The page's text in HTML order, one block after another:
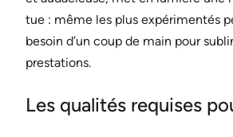
tue : même les plus expérimentés
besoin d’un coup de main pour
prestations.
Les qualités requises